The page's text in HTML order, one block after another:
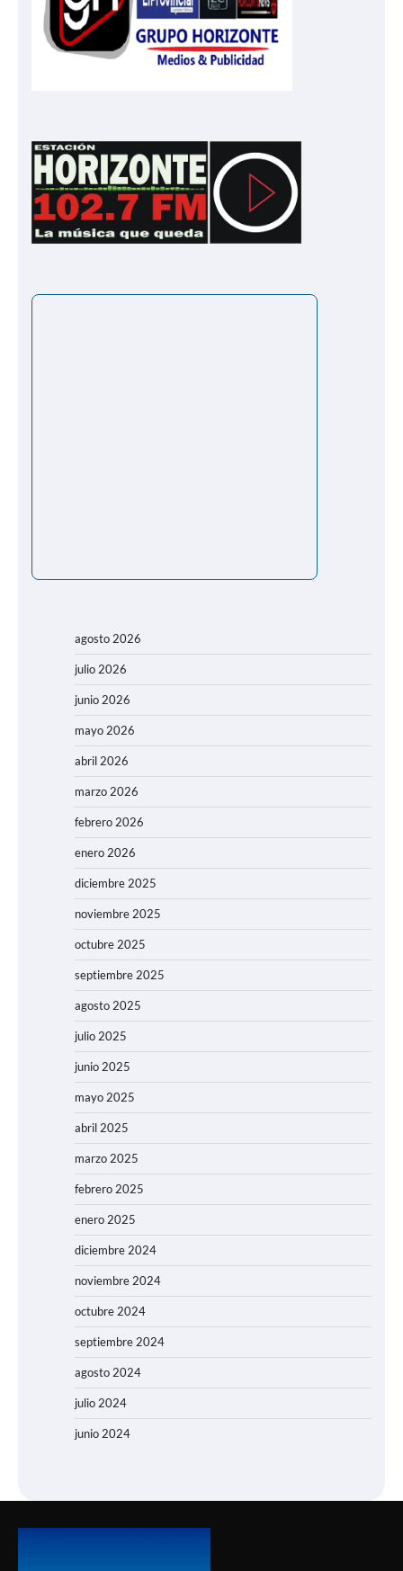
agosto 2026
julio 2026
junio 2026
mayo 2026
abril 2026
marzo 2026
febrero 2026
enero 2026
diciembre 2025
noviembre 2025
octubre 2025
septiembre 2025
agosto 2025
julio 2025
junio 2025
mayo 2025
abril 2025
marzo 2025
febrero 2025
enero 2025
diciembre 2024
noviembre 2024
octubre 2024
septiembre 2024
agosto 2024
julio 2024
junio 2024